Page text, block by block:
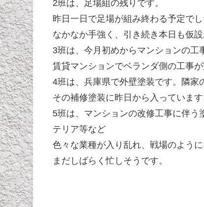
2班は、足場組の残りです。
昨日一日で足場が組み終わる予定でし
なかなか手強く、引き続き本日も仮設
3班は、今月初めからマンションの工
賃貸マンションでベランダ側の工事
4班は、兵庫県で外壁塗装です。隣家
その補修塗装に昨日から入っています
5班は、マンションの改修工事に伴う
テリア等など
色々な業種が入り乱れ、戦場のように
まだしばらく忙しそうです。